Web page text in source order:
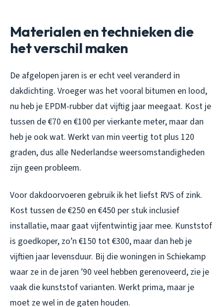
Materialen en technieken die
het verschil maken
De afgelopen jaren is er echt veel veranderd in
dakdichting. Vroeger was het vooral bitumen en lood,
nu heb je EPDM-rubber dat vijftig jaar meegaat. Kost je
tussen de €70 en €100 per vierkante meter, maar dan
heb je ook wat. Werkt van min veertig tot plus 120
graden, dus alle Nederlandse weersomstandigheden
zijn geen probleem.
Voor dakdoorvoeren gebruik ik het liefst RVS of zink.
Kost tussen de €250 en €450 per stuk inclusief
installatie, maar gaat vijfentwintig jaar mee. Kunststof
is goedkoper, zo’n €150 tot €300, maar dan heb je
vijftien jaar levensduur. Bij die woningen in Schiekamp
waar ze in de jaren ’90 veel hebben gerenoveerd, zie je
vaak die kunststof varianten. Werkt prima, maar je
moet ze wel in de gaten houden.